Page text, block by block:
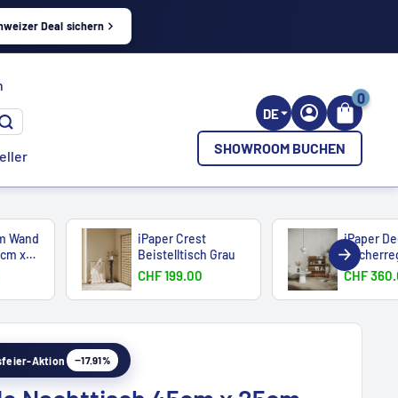
Deal sichern
DE
0
SHOWROOM BUCHEN
Wand
x
iPaper Crest
Beistelltisch Grau
CHF 199.00
iPaper
CHF
Aktion −17.91%